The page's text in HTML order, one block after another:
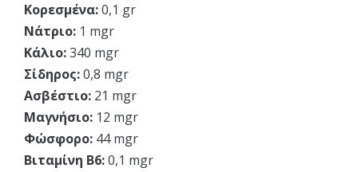
Κορεσμένα:0,1 gr
Νάτριο: 1 mgr
Κάλιο:340 mgr
Σίδηρος:0,8 mgr
Ασβέστιο: 21 mgr
Μαγνήσιο: 12 mgr
Φώσφορο: 44 mgr
Βιταμίνη Β6:0,1 mgr